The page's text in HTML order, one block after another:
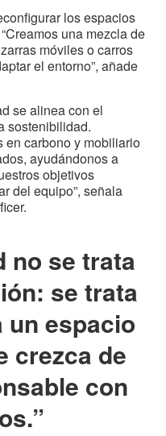
los espacios
una mezcla de
móviles o carros
el entorno”, añade
se alinea con el
sostenibilidad.
en carbono y mobiliario
ayudándonos a
objetivos
del equipo”, señala
no se trata
se trata
un espacio
crezca de
con